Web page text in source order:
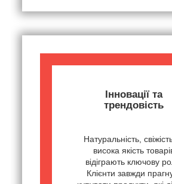
Інновації та
трендовість
Натуральність,
висока якість
відіграють ключову
Клієнти завжди